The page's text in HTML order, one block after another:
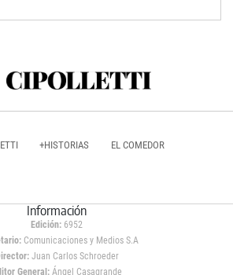
+HISTORIAS EL COMEDOR
Información
Edición: 6952
Comunicaciones y Medios S.A
Juan Carlos Schroeder
General:Ángel Casagrande